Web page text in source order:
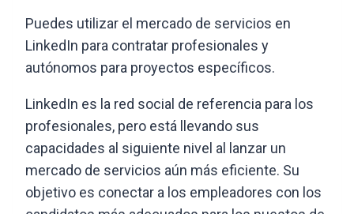
Puedes utilizar el mercado de servicios en
LinkedIn para contratar profesionales y
autónomos para proyectos específicos.
LinkedIn es la red social de referencia para los
profesionales, pero está llevando sus
capacidades al siguiente nivel al lanzar un
mercado de servicios aún más eficiente. Su
objetivo es conectar a los empleadores con los